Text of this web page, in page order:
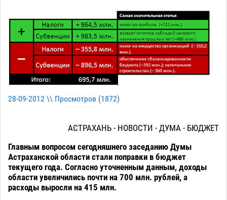
28-09-2012 \\ Просмотров (1872)
АСТРАХАНЬ - НОВОСТИ - ДУМА - БЮДЖЕТ
Главным вопросом сегодняшнего заседанию Думы
Астраханской области стали поправки в бюджет
текущего года. Согласно уточненным данным, доходы
области увеличились почти на 700 млн. рублей, а
расходы выросли на 415 млн.